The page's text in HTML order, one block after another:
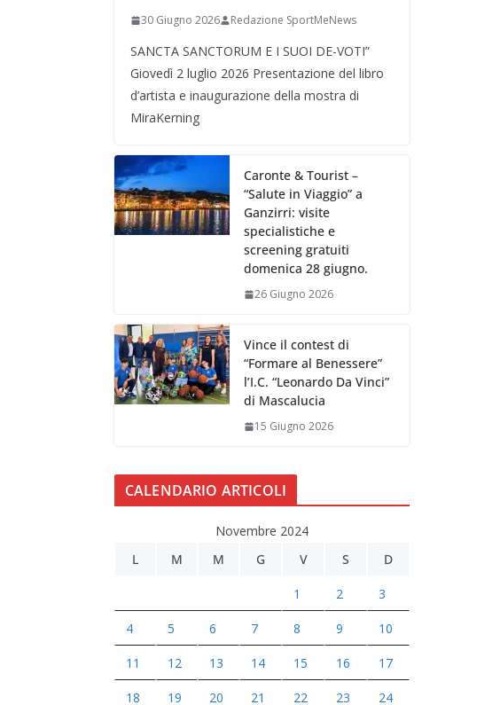
30 Giugno 2026 Redazione SportMeNews
SANCTA SANCTORUM E I SUOI DE-VOTI”
Giovedì 2 luglio 2026 Presentazione del libro
d’artista e inaugurazione della mostra di
MiraKerning
Caronte & Tourist –
“Salute in Viaggio” a
Ganzirri: visite
specialistiche e
screening gratuiti
domenica 28 giugno.
26 Giugno 2026
Vince il contest di
“Formare al Benessere”
l’I.C. “Leonardo Da Vinci”
di Mascalucia
15 Giugno 2026
CALENDARIO ARTICOLI
Novembre 2024
L
M M G V S D
1 2 3
4 5 6 7 8 9 10
11 12 13 14 15 16 17
18 19 20 21 22 23 24